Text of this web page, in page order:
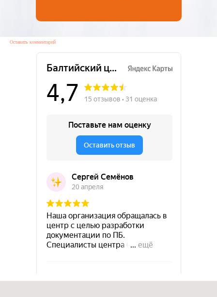
Оставить комментарий